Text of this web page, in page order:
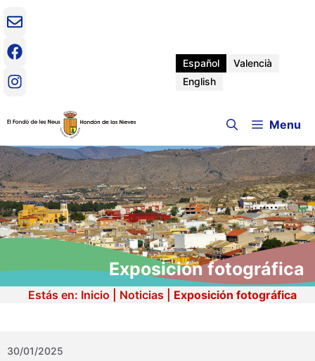
Saltar
contenido
Español
Valencià
English
Menu
Exposición fotográfica
Estás en: Inicio Noticias Exposición fotográfica
30/01/2025